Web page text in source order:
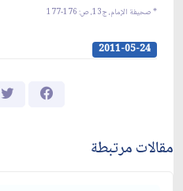
* صحيفة الإمام، ج‏13، ص: 176-177
2011-05-24
مقالات مرتبطة